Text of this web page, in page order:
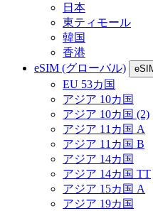
日本
東ティモール
韓国
香港
eSIM (グローバル)
EU 53カ国
アジア 10カ国
アジア 10カ国 (2)
アジア 11カ国 A
アジア 11カ国 B
アジア 14カ国
アジア 14カ国 TT
アジア 15カ国 A
アジア 19カ国